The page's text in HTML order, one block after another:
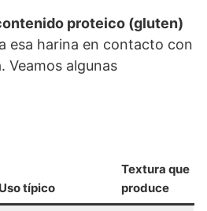
proteico (gluten)
esa harina en contacto con
Veamos algunas
Uso típico
Textura que
produce